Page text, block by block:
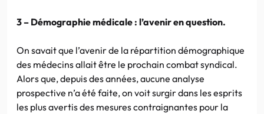
3 – Démographie médicale : l’avenir en question.
On savait que l’avenir de la répartition démographique
des médecins allait être le prochain combat syndical.
Alors que, depuis des années, aucune analyse
prospective n’a été faite, on voit surgir dans les esprits
les plus avertis des mesures contraignantes pour la